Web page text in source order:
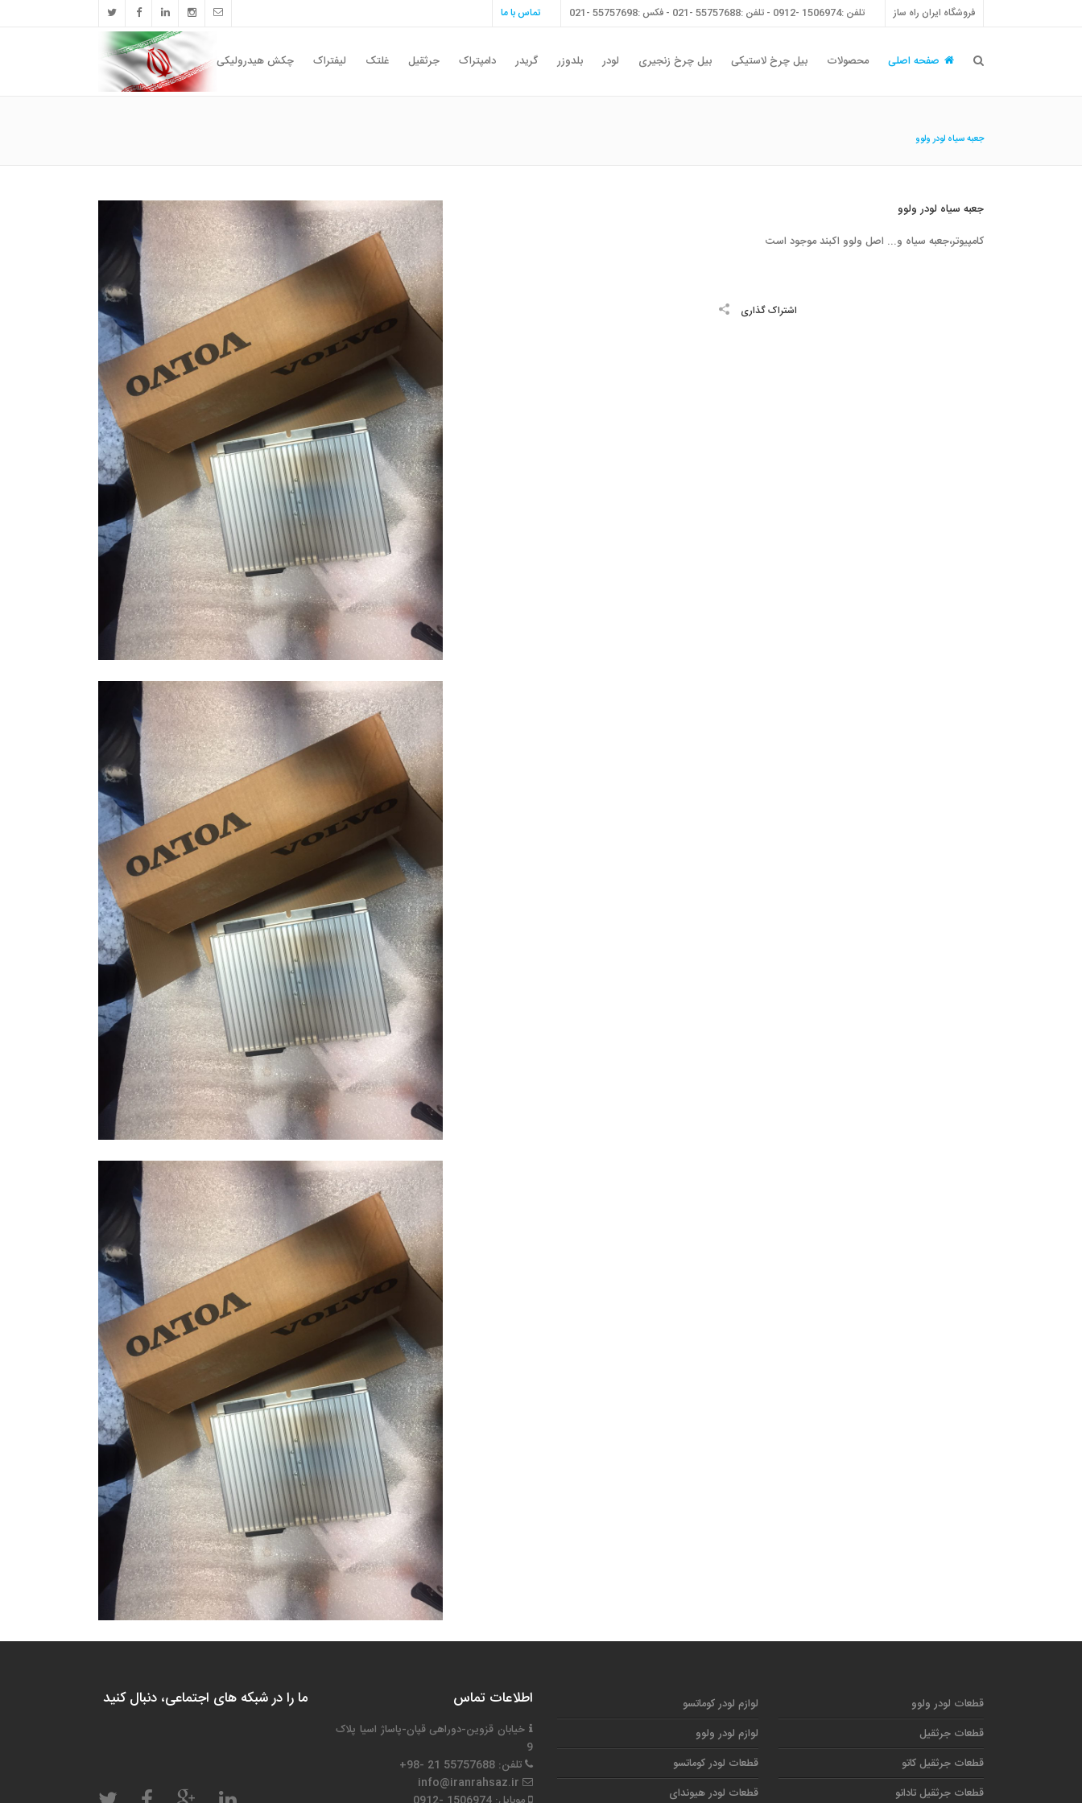
تماس با ما تلفن :1506974 -0912 - تلفن :55757688 -021 - فکس :55757698 -021 فروشگاه ایران راه ساز
چکش هیدرولیکی لیفتراک غلتک جرثقیل دامپتراک گریدر بلدوزر لودر بیل چرخ زنجیری بیل چرخ لاستیکی محصولات صفحه اصلی
جعبه سياه لودر ولوو
جعبه سياه لودر ولوو
كامپيوتر،جعبه سياه و... اصل ولوو اكبند موجود است
اشتراک گذاری
ما را در شبکه های اجتماعی، دنبال کنید اطلاعات تماس
خیابان قزوین-دوراهی قپان-پاساژ اسیا پلاک
9
تلفن: 55757688 21 -98+
لوازم لودر کوماتسو
لوازم لودر ولوو
قطعات لودر کوماتسو
قطعات لودر هیوندای
قطعات لودر ولوو
قطعات جرثقیل
قطعات جرثقیل کاتو
قطعات جرثقیل تادانو